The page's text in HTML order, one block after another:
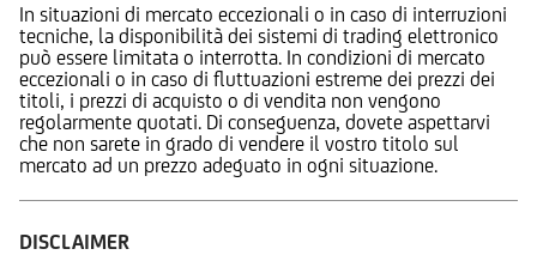
In situazioni di mercato eccezionali o in caso di interruzioni
tecniche, la disponibilità dei sistemi di trading elettronico
può essere limitata o interrotta. In condizioni di mercato
eccezionali o in caso di fluttuazioni estreme dei prezzi dei
titoli, i prezzi di acquisto o di vendita non vengono
regolarmente quotati. Di conseguenza, dovete aspettarvi
che non sarete in grado di vendere il vostro titolo sul
mercato ad un prezzo adeguato in ogni situazione.
DISCLAIMER